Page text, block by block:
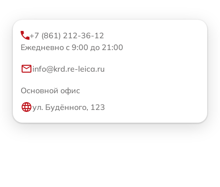
+7 (861) 212-36-12
Ежедневно с 9:00 до 21:00
info@krd.re-leica.ru
Основной офис
ул. Будённого, 123